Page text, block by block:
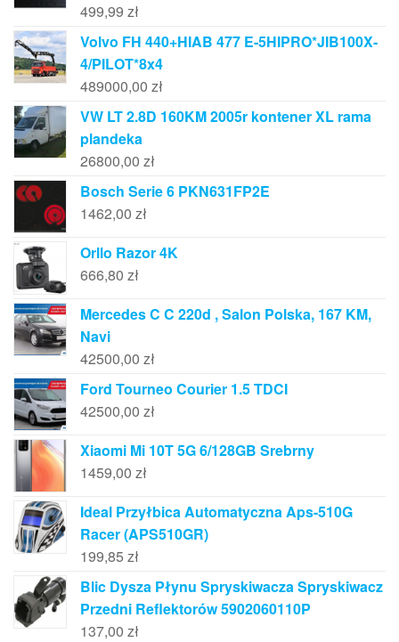
499,99 zł
Volvo FH 440+HIAB 477 E-5HIPRO*JIB100X-
4/PILOT*8x4
489000,00 zł
VW LT 2.8D 160KM 2005r kontener XL rama
plandeka
26800,00 zł
Bosch Serie 6 PKN631FP2E
1462,00 zł
Orllo Razor 4K
666,80 zł
Mercedes C C 220d , Salon Polska, 167 KM,
Navi
42500,00 zł
Ford Tourneo Courier 1.5 TDCI
42500,00 zł
Xiaomi Mi 10T 5G 6/128GB Srebrny
1459,00 zł
Ideal Przyłbica Automatyczna Aps-510G
Racer (APS510GR)
199,85 zł
Blic Dysza Płynu Spryskiwacza Spryskiwacz
Przedni Reflektorów 5902060110P
137,00 zł